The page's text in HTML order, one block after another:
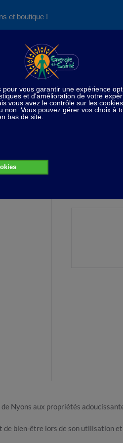
et boutique !
Nos produits succès
Découvrez aussi notre site de
consultations et de formations
corps / Esthétique
Nyons aux propriétés
bien-être lors de son utilisation